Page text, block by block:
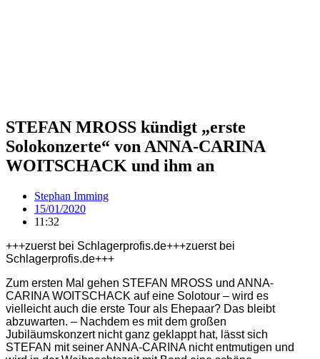
STEFAN MROSS kündigt „erste
Solokonzerte“ von ANNA-CARINA
WOITSCHACK und ihm an
Stephan Imming
15/01/2020
11:32
+++zuerst bei Schlagerprofis.de+++zuerst bei
Schlagerprofis.de+++
Zum ersten Mal gehen STEFAN MROSS und ANNA-
CARINA WOITSCHACK auf eine Solotour – wird es
vielleicht auch die erste Tour als Ehepaar? Das bleibt
abzuwarten. – Nachdem es mit dem großen
Jubiläumskonzert nicht ganz geklappt hat, lässt sich
STEFAN mit seiner ANNA-CARINA nicht entmutigen und